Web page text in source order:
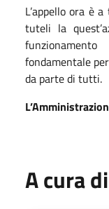
L’appello ora è
tuteli la
fondamentale
da parte di tutti.
A cura di